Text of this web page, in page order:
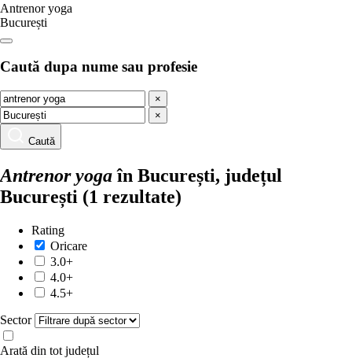
Antrenor yoga
București
Caută dupa nume sau profesie
×
×
Caută
Antrenor yogaîn București, județul
București (1 rezultate)
Rating
Oricare
3.0+
4.0+
4.5+
Sector
Arată din tot județul